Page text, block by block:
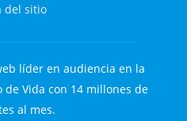
del sitio
líder en audiencia en la
de Vida con 14 millones de
al mes.